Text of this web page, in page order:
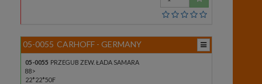
ilość
05-0055 CARHOFF - GERMANY
05-0055 PRZEGUB ZEW. ŁADA SAMARA
88>
22*22*50F